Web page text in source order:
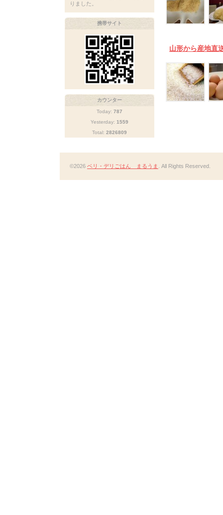
山形から産地直
りました。
携帯サイト
カウンター
Today: 787
Yesterday: 1559
Total: 2826809
©2026 ベリ・デリごはん まるうま . All Rights Reserved.